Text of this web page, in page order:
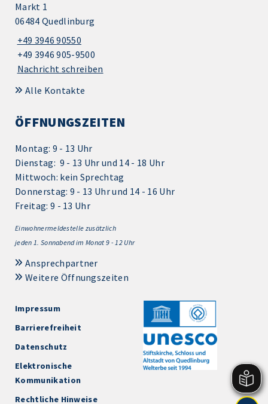
Markt 1
06484 Quedlinburg
+49 3946 90550
+49 3946 905-9500
Nachricht schreiben
Alle Kontakte
ÖFFNUNGSZEITEN
Montag: 9 - 13 Uhr
Dienstag: 9 - 13 Uhr und 14 - 18 Uhr
Mittwoch: kein Sprechtag
Donnerstag: 9 - 13 Uhr und 14 - 16 Uhr
Freitag: 9 - 13 Uhr
Einwohnermeldestelle zusätzlich
jeden 1. Sonnabend im Monat 9 - 12 Uhr
Ansprechpartner
Weitere Öffnungszeiten
Impressum
Barrierefreiheit
Datenschutz
Elektronische
Kommunikation
Rechtliche Hinweise